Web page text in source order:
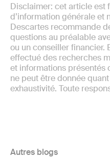
Disclaimer: cet article est
d’information générale et
Descartes recommande
questions au préalable
ou un conseiller financier.
effectué des recherches
et informations présentés
ne peut être donnée
exhaustivité. Toute
Autres blogs